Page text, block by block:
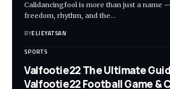
Calidancingfool is more than just a name
freedom, rhythm, and the…
BYELIEYATSAN
SPORTS
Valfootie22 The Ultimate
Valfootie22 Football Game &